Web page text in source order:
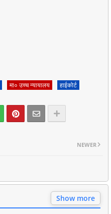
मा० उच्च न्यायालय हाईकोर्ट
NEWER
Show more